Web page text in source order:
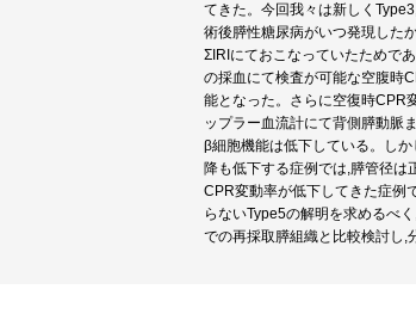
てきた。今回我々は新しく
術後膵性糖尿病がいつ発現した
ΣIRIにておこなっていたためで
の採血にて検査が可能な空腹時
能となった。さらに空復時CPR
ップラー血流計にて背側膵動脈
β細胞機能は低下している。し
降も低下する症例では,膵管径
CPR変動率が低下してきた症例
らないType5の解明を求めるべ
での再採取膵組織と比較検討し,